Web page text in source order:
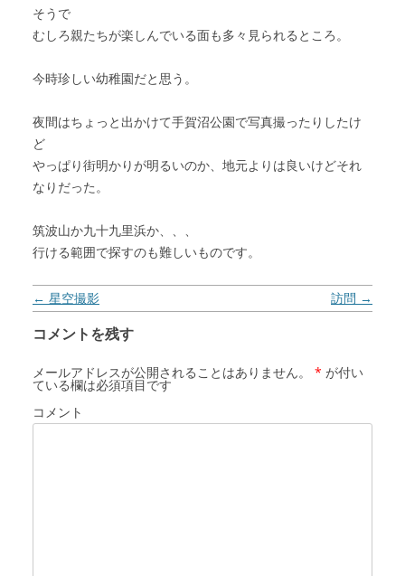
そうで
むしろ親たちが楽しんでいる面も多々見られるところ。
今時珍しい幼稚園だと思う。
夜間はちょっと出かけて手賀沼公園で写真撮ったりしたけ
ど
やっぱり街明かりが明るいのか、地元よりは良いけどそれ
なりだった。
筑波山か九十九里浜か、、、
行ける範囲で探すのも難しいものです。
投稿ナビゲーション 訪問 →
← 星空撮影
コメントを残す
メールアドレスが公開されることはありません。 * が付い
ている欄は必須項目です
コメント